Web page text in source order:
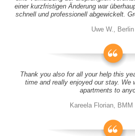
einer kurzfristigen Änderung war
schnell und professionell abgewickelt.
Uwe W., Berlin
Thank you also for all your help this
time and really enjoyed our stay. We
apartments to
Kareela Florian, BMM